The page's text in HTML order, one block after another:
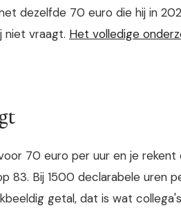
dezelfde 70 euro die hij in
niet vraagt. Het volledige
70 euro per uur en je
83. Bij 1500 declarabele uren
getal, dat is wat